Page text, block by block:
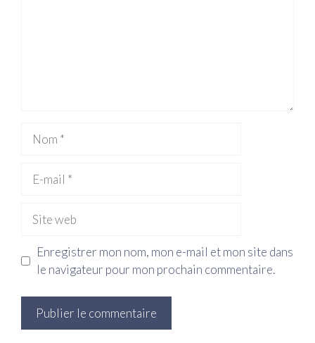
mail
web
Enregistrer mon nom, mon e-mail et mon site dans
le navigateur pour mon prochain commentaire.